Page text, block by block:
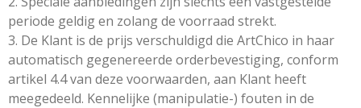
periode geldig en zolang de voorraad strekt.
3. De Klant is de prijs verschuldigd die ArtChico in haar
automatisch gegenereerde orderbevestiging, conform
artikel 4.4 van deze voorwaarden, aan Klant heeft
meegedeeld. Kennelijke (manipulatie-) fouten in de